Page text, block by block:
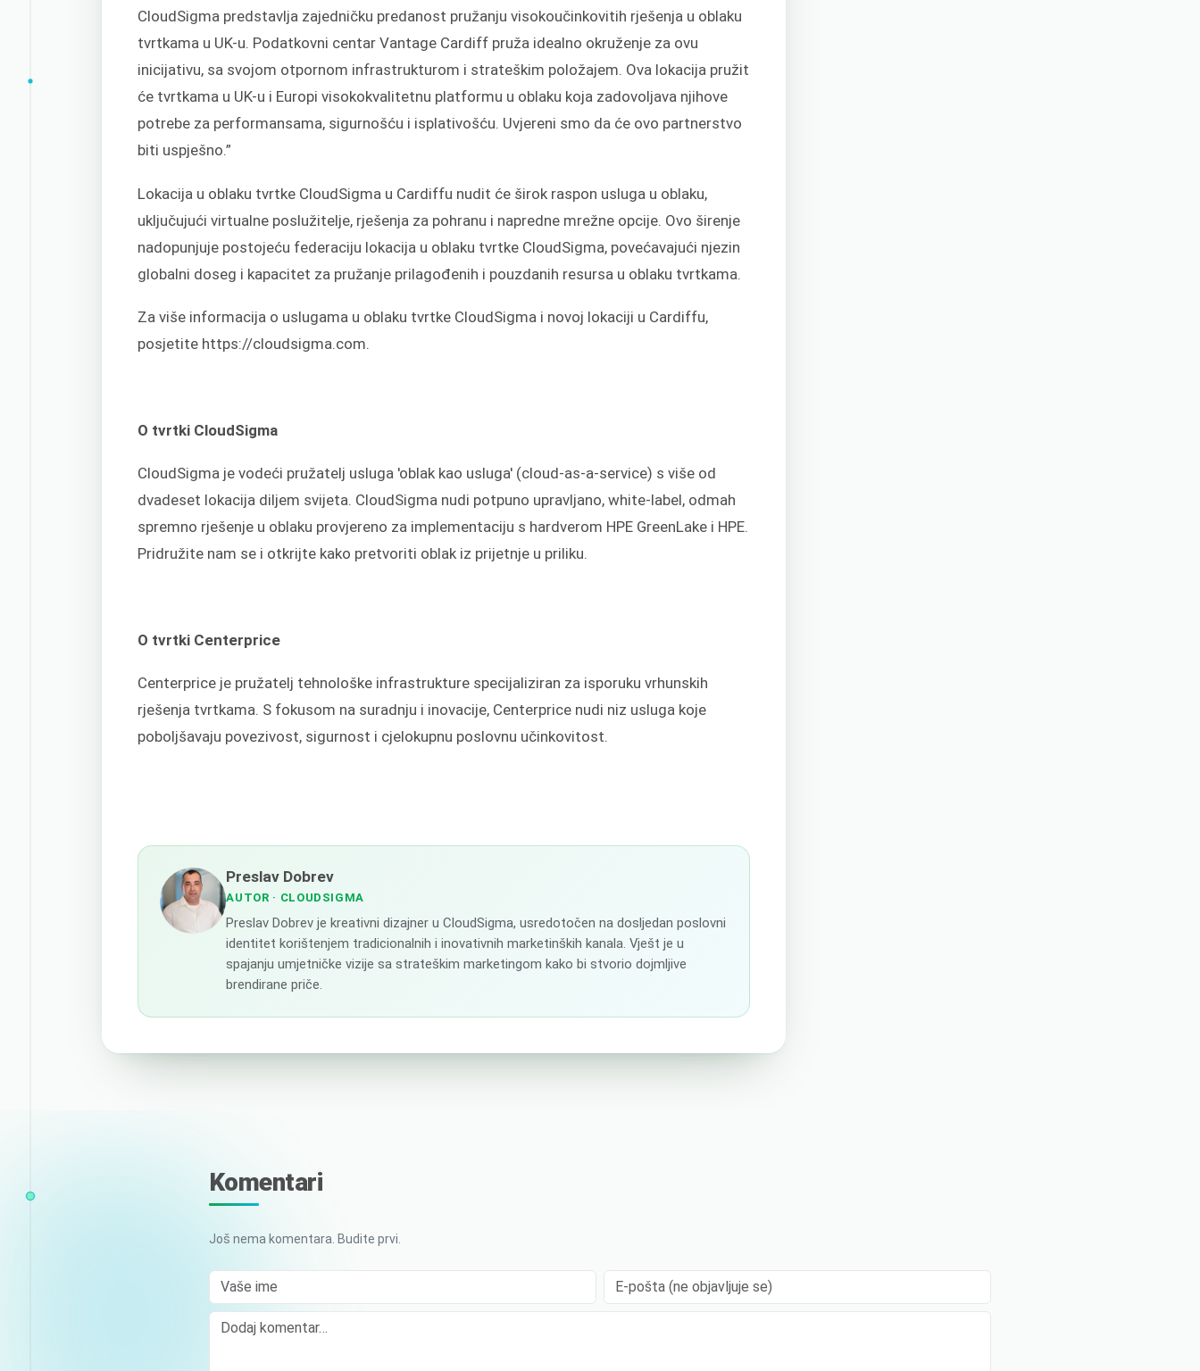
CloudSigma predstavlja zajedničku predanost pružanju visokoučinkovitih rješenja u oblaku
tvrtkama u UK-u. Podatkovni centar Vantage Cardiff pruža idealno okruženje za ovu
inicijativu, sa svojom otpornom infrastrukturom i strateškim položajem. Ova lokacija pružit
će tvrtkama u UK-u i Europi visokokvalitetnu platformu u oblaku koja zadovoljava njihove
potrebe za performansama, sigurnošću i isplativošću. Uvjereni smo da će ovo partnerstvo
biti uspješno.”
Lokacija u oblaku tvrtke CloudSigma u Cardiffu nudit će širok raspon usluga u oblaku,
uključujući virtualne poslužitelje, rješenja za pohranu i napredne mrežne opcije. Ovo širenje
nadopunjuje postojeću federaciju lokacija u oblaku tvrtke CloudSigma, povećavajući njezin
globalni doseg i kapacitet za pružanje prilagođenih i pouzdanih resursa u oblaku tvrtkama.
Za više informacija o uslugama u oblaku tvrtke CloudSigma i novoj lokaciji u Cardiffu,
posjetite https://cloudsigma.com.
O tvrtki CloudSigma
CloudSigma je vodeći pružatelj usluga 'oblak kao usluga' (cloud-as-a-service) s više od
dvadeset lokacija diljem svijeta. CloudSigma nudi potpuno upravljano, white-label, odmah
spremno rješenje u oblaku provjereno za implementaciju s hardverom HPE GreenLake i HPE.
Pridružite nam se i otkrijte kako pretvoriti oblak iz prijetnje u priliku.
O tvrtki Centerprice
Centerprice je pružatelj tehnološke infrastrukture specijaliziran za isporuku vrhunskih
rješenja tvrtkama. S fokusom na suradnju i inovacije, Centerprice nudi niz usluga koje
poboljšavaju povezivost, sigurnost i cjelokupnu poslovnu učinkovitost.
Preslav Dobrev
AUTOR · CLOUDSIGMA
Preslav Dobrev je kreativni dizajner u CloudSigma, usredotočen na dosljedan poslovni
identitet korištenjem tradicionalnih i inovativnih marketinških kanala. Vješt je u
spajanju umjetničke vizije sa strateškim marketingom kako bi stvorio dojmljive
brendirane priče.
Komentari
Još nema komentara. Budite prvi.
Vaše ime E-pošta (ne objavljuje se)
Comment